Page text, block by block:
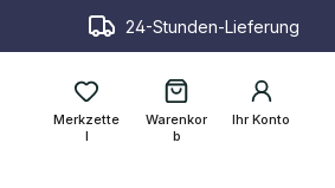
24-Stunden-Lieferung
Merkzette
l
Ihr Konto
Warenkor
b